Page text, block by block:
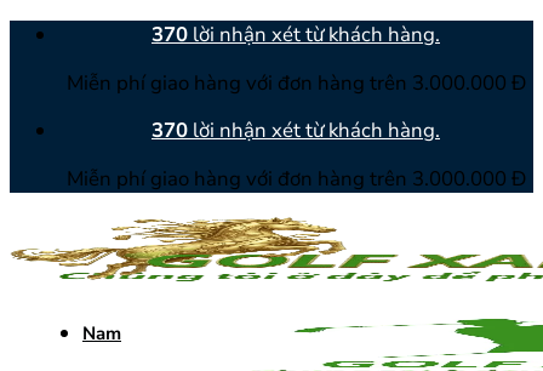
370 lời nhận xét từ khách hàng.
Miễn phí giao hàng với đơn hàng trên 3.000.000 Đ
370 lời nhận xét từ khách hàng.
Miễn phí giao hàng với đơn hàng trên 3.000.000 Đ
Nam